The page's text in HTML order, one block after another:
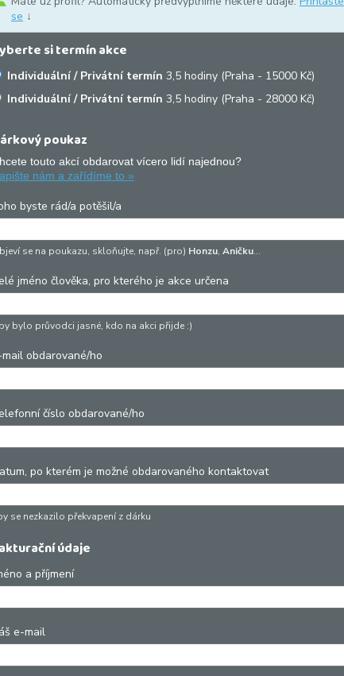
se ↓
si termín akce
Individuální / Privátní termín 3,5 hodiny (Praha - 15000 Kč)
Individuální / Privátní termín 3,5 hodiny (Praha - 28000 Kč)
poukaz
touto akcí obdarovat vícero lidí najednou?
nám a zařídíme to »
byste rád/a potěšil/a
se na poukazu, skloňujte, např. (pro) Honzu, Aničku…
jméno člověka, pro kterého je akce určena
bylo průvodci jasné, kdo na akci přijde :)
mail obdarované/ho
číslo obdarované/ho
po kterém je možné obdarovaného kontaktovat
se nezkazilo překvapení z dárku
údaje
a příjmení
e-mail